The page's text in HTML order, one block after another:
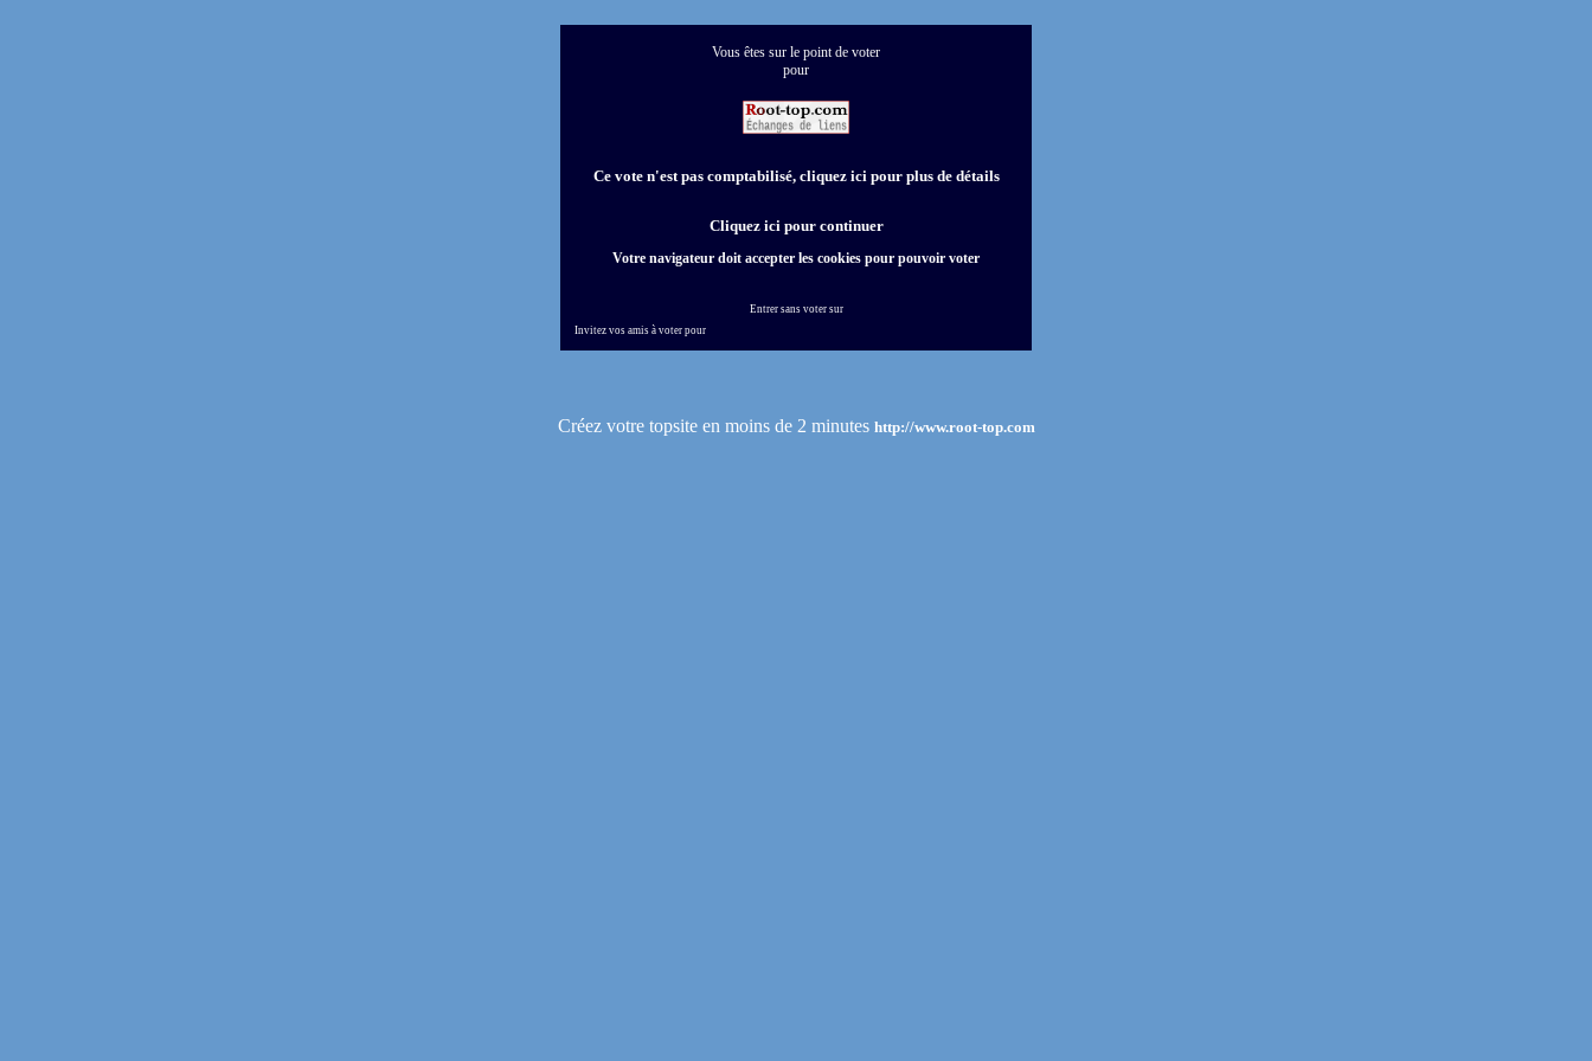
Vous êtes sur le point de voter
pour
Ce vote n'est pas comptabilisé, cliquez ici pour plus de détails
Cliquez ici pour continuer
Votre navigateur doit accepter les cookies pour pouvoir voter
Entrer sans voter sur
Invitez vos amis à voter pour
Créez votre topsite en moins de 2 minutes http://www.root-top.com